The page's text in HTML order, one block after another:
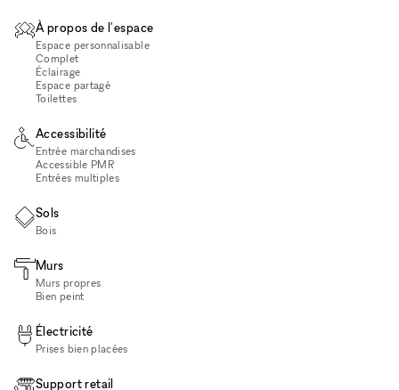
À propos de l'espace
Espace personnalisable
Complet
Éclairage
Espace partagé
Toilettes
Accessibilité
Entrée marchandises
Accessible PMR
Entrées multiples
Sols
Bois
Murs
Murs propres
Bien peint
Électricité
Prises bien placées
Support retail